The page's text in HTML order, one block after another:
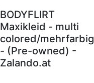
BODYFLIRT
Maxikleid - multi
colored/mehrfarbig
- (Pre-owned) -
Zalando.at